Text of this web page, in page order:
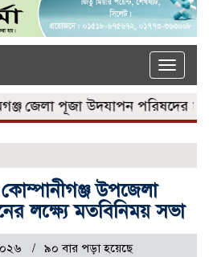
Toggle
জেলা পূজা উদযাপন পরিষদের ৮১
উপজেলা
লক্ষ্যে মতবিনিময় সভা
৯০ বার পড়া হয়েছে